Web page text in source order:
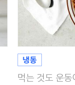
먹는 것도 운동